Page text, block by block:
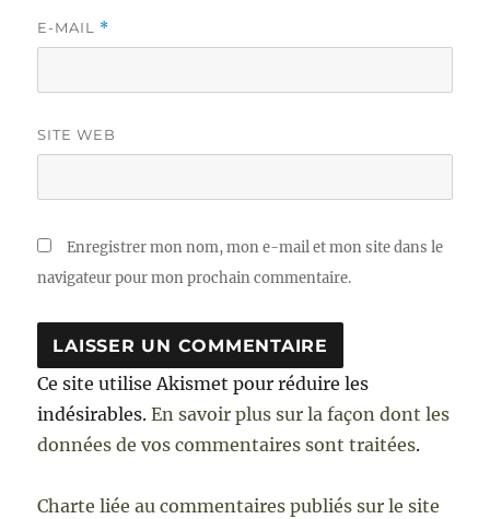
E-MAIL *
SITE WEB
Enregistrer mon nom, mon e-mail et mon site dans le
navigateur pour mon prochain commentaire.
Ce site utilise Akismet pour réduire les
indésirables.En savoir plus sur la façon dont les
données de vos commentaires sont traitées.
Charte liée au commentaires publiés sur le site